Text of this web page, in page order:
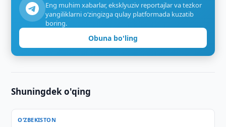
Eng muhim xabarlar, eksklyuziv reportajlar va tezkor
yangiliklarni o‘zingizga qulay platformada kuzatib
boring.
Obuna bo'ling
Shuningdek o'qing
O‘ZBEKISTON